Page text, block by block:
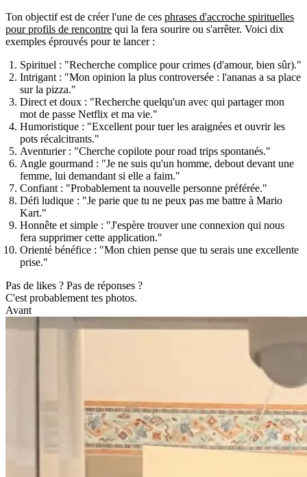
Ton objectif est de créer l'une de ces phrases d'accroche spirituelles
pour profils de rencontre qui la fera sourire ou s'arrêter. Voici dix
exemples éprouvés pour te lancer :
Spirituel : "Recherche complice pour crimes (d'amour, bien sûr)."
Intrigant : "Mon opinion la plus controversée : l'ananas a sa place
sur la pizza."
Direct et doux : "Recherche quelqu'un avec qui partager mon
mot de passe Netflix et ma vie."
Humoristique : "Excellent pour tuer les araignées et ouvrir les
pots récalcitrants."
Aventurier : "Cherche copilote pour road trips spontanés."
Angle gourmand : "Je ne suis qu'un homme, debout devant une
femme, lui demandant si elle a faim."
Confiant : "Probablement ta nouvelle personne préférée."
Défi ludique : "Je parie que tu ne peux pas me battre à Mario
Kart."
Honnête et simple : "J'espère trouver une connexion qui nous
fera supprimer cette application."
Orienté bénéfice : "Mon chien pense que tu serais une excellente
prise."
Pas de likes ? Pas de réponses ?
C'est probablement tes photos.
Avant